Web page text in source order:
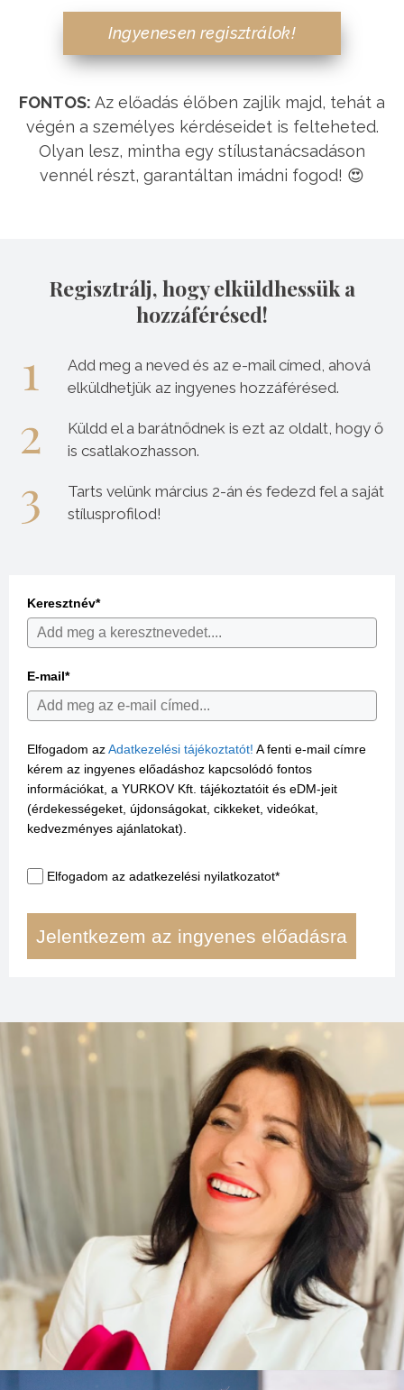
Ingyenesen regisztrálok!
FONTOS: Az előadás élőben zajlik majd, tehát a
végén a személyes kérdéseidet is felteheted.
Olyan lesz, mintha egy stílustanácsadáson
vennél részt, garantáltan imádni fogod! 😍
Regisztrálj, hogy elküldhessük a
hozzáférésed!
Add meg a neved és az e-mail címed, ahová
elküldhetjük az ingyenes hozzáférésed.
Küldd el a barátnődnek is ezt az oldalt, hogy ő
is csatlakozhasson.
Tarts velünk március 2-án és fedezd fel a saját
stílusprofilod!
Keresztnév*
E-mail*
Elfogadom azAdatkezelési tájékoztatót! A fenti e-mail címre
kérem az ingyenes előadáshoz kapcsolódó fontos
információkat, a YURKOV Kft. tájékoztatóit és eDM-jeit
(érdekességeket, újdonságokat, cikkeket, videókat,
kedvezményes ajánlatokat).
Elfogadom az adatkezelési nyilatkozatot*
Jelentkezem az ingyenes előadásra